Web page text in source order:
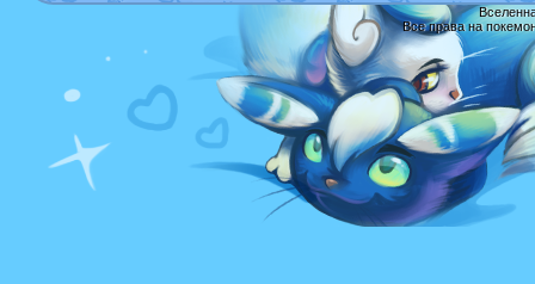
Все права на